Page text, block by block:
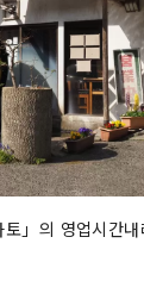
」의 영업시간